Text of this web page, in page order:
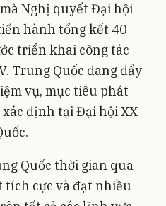
Nghị quyết Đại hội
hành tổng kết 40
triển khai công tác
Trung Quốc đang đẩy
vụ, mục tiêu phát
định tại Đại hội XX
Quốc thời gian qua
cực và đạt nhiều